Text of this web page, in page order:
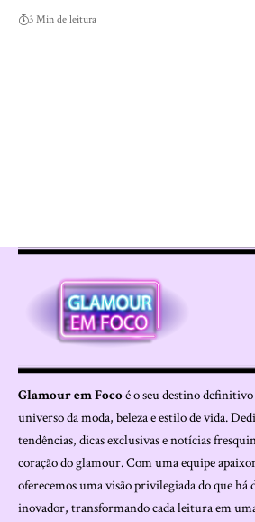
3 Min de leitura
Glamour em Focoé o seu destino
universo da moda, beleza e estilo de vida.
tendências, dicas exclusivas e notícias
coração do glamour. Com uma equipe
oferecemos uma visão privilegiada do que há
inovador, transformando cada leitura em